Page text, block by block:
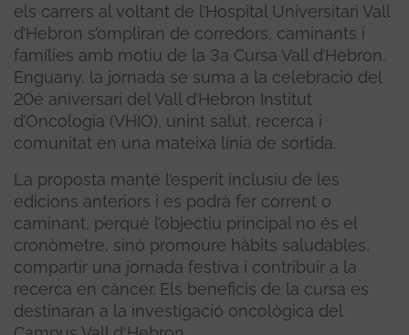
els carrers al voltant de l’Hospital Universitari Vall
d’Hebron s’ompliran de corredors, caminants i
famílies amb motiu de la 3a Cursa Vall d’Hebron.
Enguany, la jornada se suma a la celebració del
20è aniversari del Vall d’Hebron Institut
d’Oncologia (VHIO), unint salut, recerca i
comunitat en una mateixa línia de sortida.
La proposta manté l’esperit inclusiu de les
edicions anteriors i es podrà fer corrent o
caminant, perquè l’objectiu principal no és el
cronòmetre, sinó promoure hàbits saludables,
compartir una jornada festiva i contribuir a la
recerca en càncer. Els beneficis de la cursa es
destinaran a la investigació oncològica del